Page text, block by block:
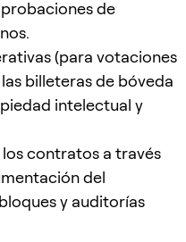
de
(para votaciones
billeteras de bóveda
intelectual y
contratos a través
del
y auditorías